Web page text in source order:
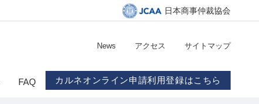
日本商事仲裁協会
News アクセス サイトマップ
FAQ カルネオンライン申請利用登録はこちら